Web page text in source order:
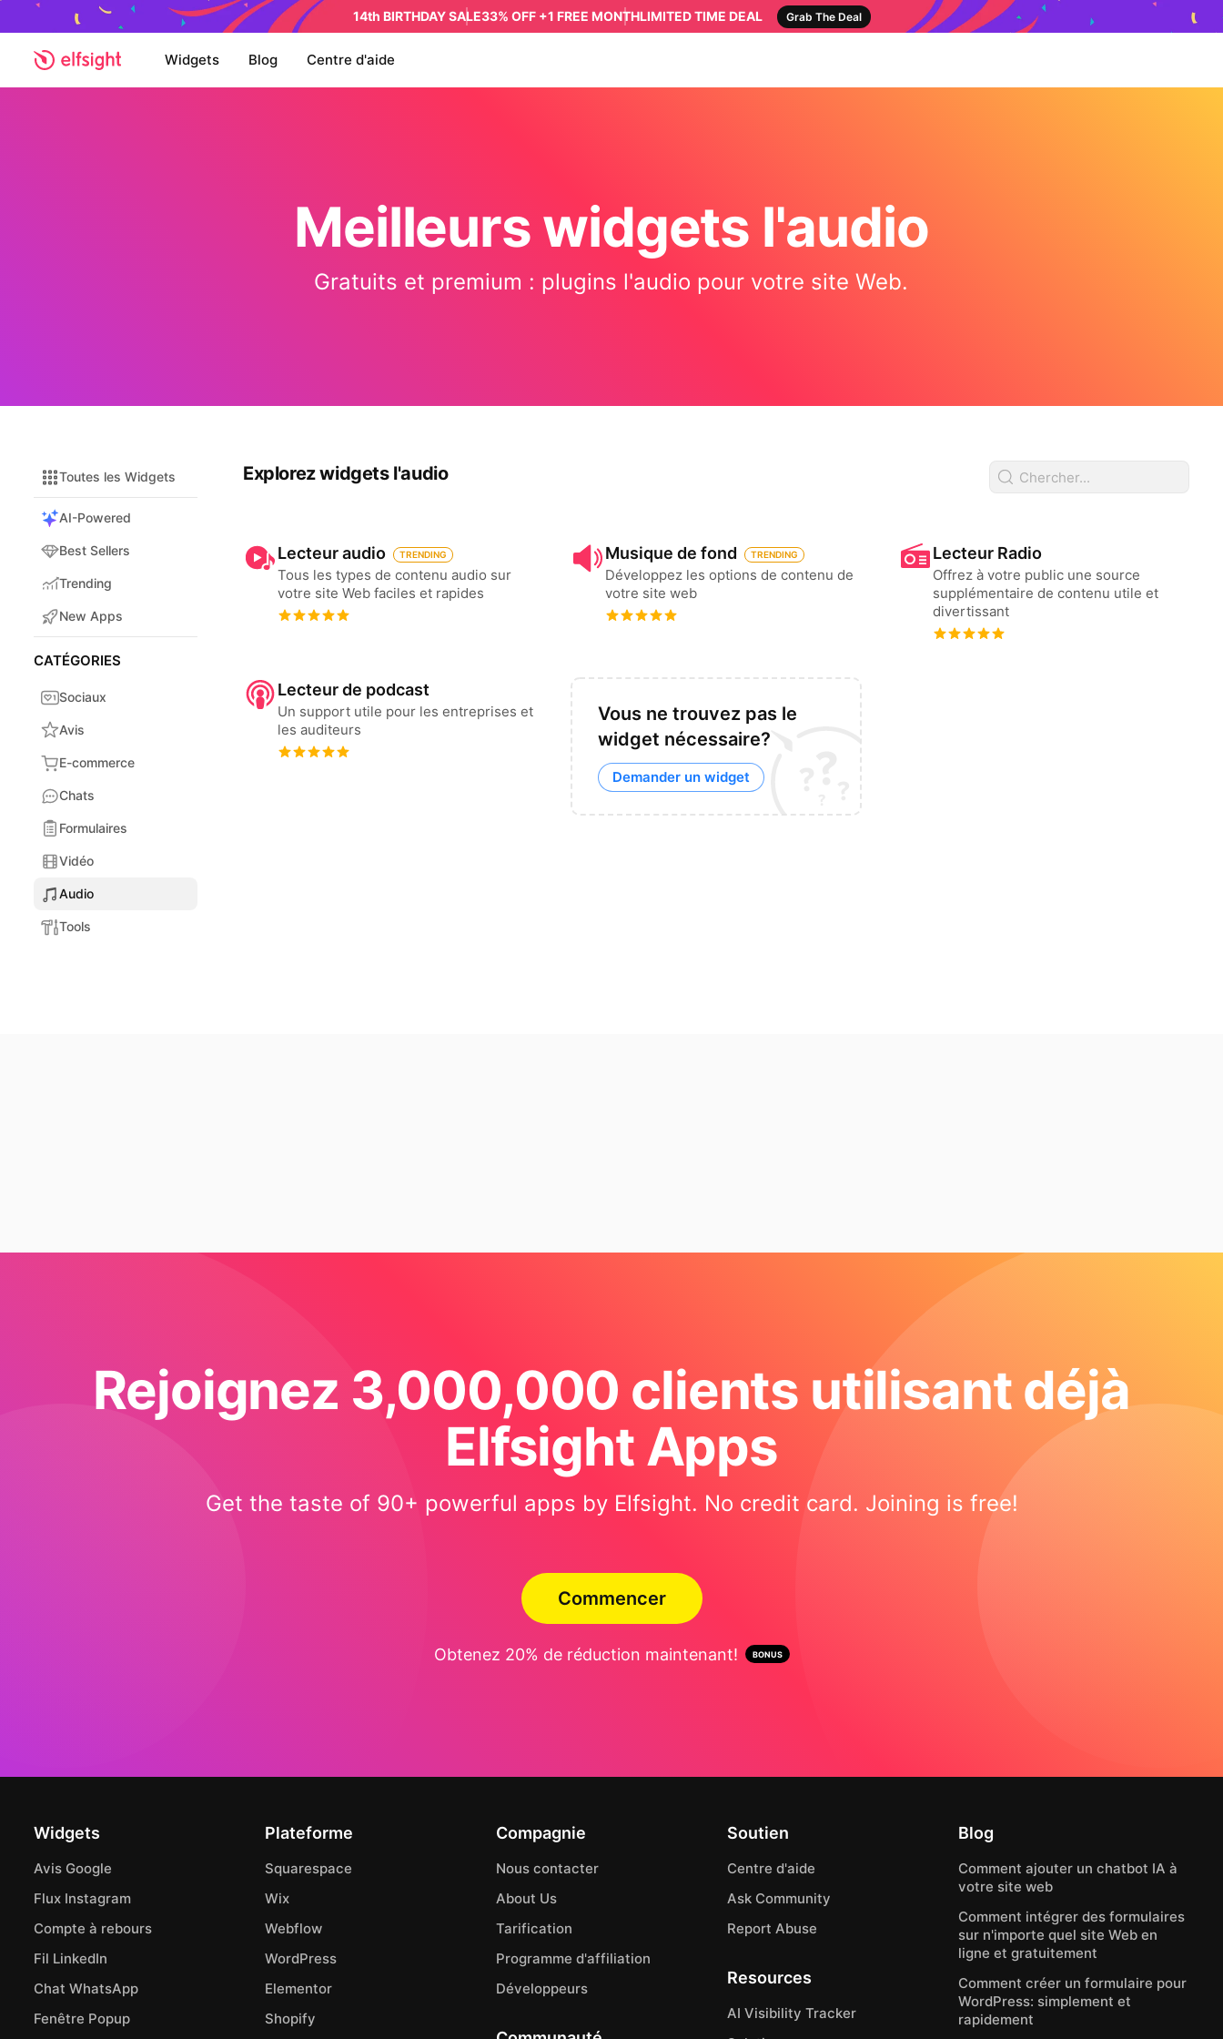
14th BIRTHDAY SALE33% OFF +1 FREE MONTHLIMITED TIME DEAL Grab The Deal
Widgets Blog Centre d'aide
Meilleurs widgets l'audio
Gratuits et premium : plugins l'audio pour votre site Web.
Toutes les Widgets
AI-Powered
Best Sellers
Trending
New Apps
CATÉGORIES
Sociaux
Avis
E-commerce
Chats
Formulaires
Vidéo
Audio
Tools
Explorez widgets l'audio
Lecteur audio TRENDING
Tous les types de contenu audio sur
votre site Web faciles et rapides
Musique de fond TRENDING
Développez les options de contenu de
votre site web
Lecteur Radio
Offrez à votre public une source
supplémentaire de contenu utile et
divertissant
Lecteur de podcast
Un support utile pour les entreprises et
les auditeurs
Vous ne trouvez pas le
widget nécessaire?
Demander un widget
Rejoignez 3,000,000 clients utilisant déjà
Elfsight Apps
Get the taste of 90+ powerful apps by Elfsight. No credit card. Joining is free!
Commencer
Obtenez 20% de réduction maintenant!
Widgets
Avis Google
Flux Instagram
Compte à rebours
Fil LinkedIn
Chat WhatsApp
Fenêtre Popup
Plateforme
Squarespace
Wix
Webflow
WordPress
Elementor
Shopify
Compagnie
Nous contacter
About Us
Tarification
Programme d'affiliation
Développeurs
Soutien
Centre d'aide
Ask Community
Report Abuse
Resources
AI Visibility Tracker
Blog
Comment ajouter un chatbot IA à
votre site web
Comment intégrer des formulaires
sur n'importe quel site Web en
ligne et gratuitement
Comment créer un formulaire pour
WordPress: simplement et
rapidement